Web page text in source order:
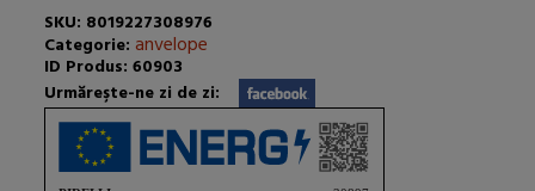
SKU: 8019227308976
Categorie: anvelope
ID Produs: 60903
Urmăreşte-ne zi de zi: